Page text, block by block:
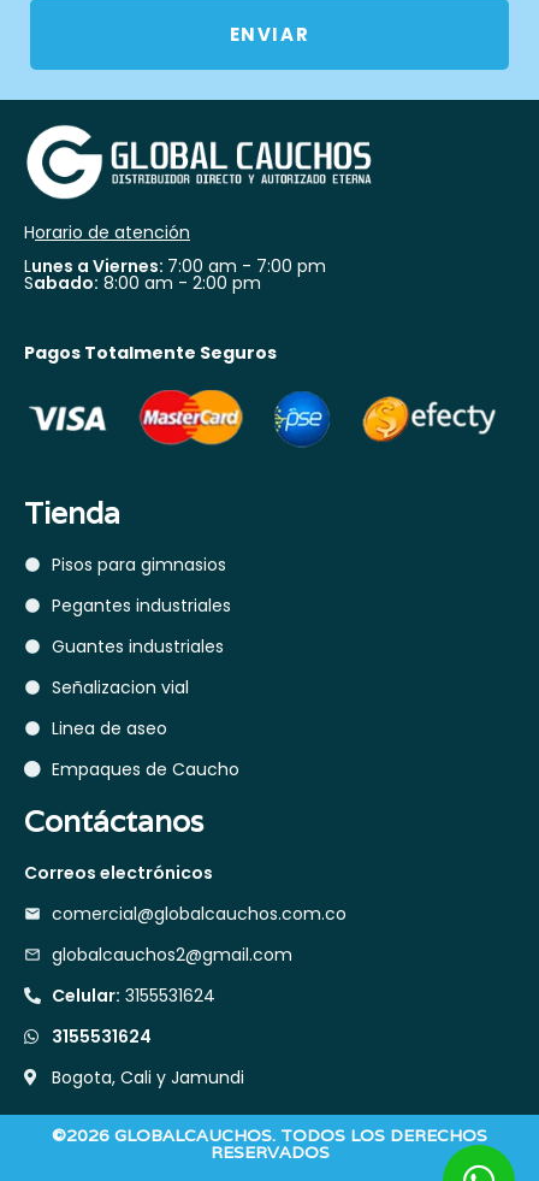
ENVIAR
Horario de atención
Lunes a Viernes: 7:00 am - 7:00 pm
Sabado: 8:00 am - 2:00 pm
Pagos Totalmente Seguros
Tienda
Pisos para gimnasios
Pegantes industriales
Guantes industriales
Señalizacion vial
Linea de aseo
Empaques de Caucho
Contáctanos
Correos electrónicos
comercial@globalcauchos.com.co
globalcauchos2@gmail.com
Celular: 3155531624
3155531624
Bogota, Cali y Jamundi
©2026 GLOBALCAUCHOS. TODOS LOS DERECHOS
RESERVADOS